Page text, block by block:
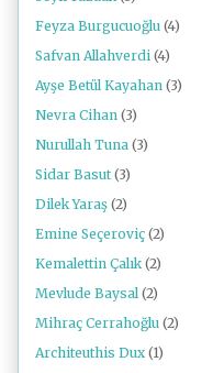
Feyza Burgucuoğlu (4)
Safvan Allahverdi (4)
Ayşe Betül Kayahan (3)
Nevra Cihan (3)
Nurullah Tuna (3)
Sidar Basut (3)
Dilek Yaraş (2)
Emine Seçeroviç (2)
Kemalettin Çalık (2)
Mevlude Baysal (2)
Mihraç Cerrahoğlu (2)
Architeuthis Dux (1)